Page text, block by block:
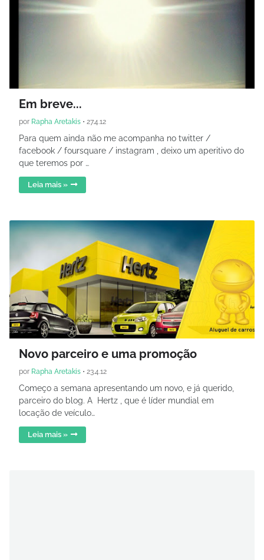
Em breve...
por Rapha Aretakis • 27.4.12
Para quem ainda não me acompanha no twitter /
facebook / foursquare / instagram , deixo um aperitivo do
que teremos por …
Leia mais »
Novo parceiro e uma promoção
por Rapha Aretakis • 23.4.12
Começo a semana apresentando um novo, e já querido,
parceiro do blog. A Hertz , que é líder mundial em
locação de veículo…
Leia mais »